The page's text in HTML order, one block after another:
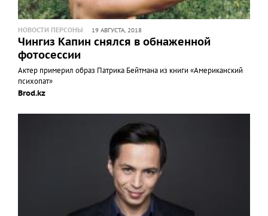
НОВОСТИ ПЕРСОНЫ 19 АВГУСТА, 2018
Чингиз Капин снялся в обнаженной
фотосессии
Актер примерил образ Патрика Бейтмана из книги «Американский
психопат»
Brod.kz